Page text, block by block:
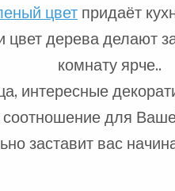
цвет придаёт
цвет дерева делают
комнату ярче..
интересные
соотношение для
заставит вас